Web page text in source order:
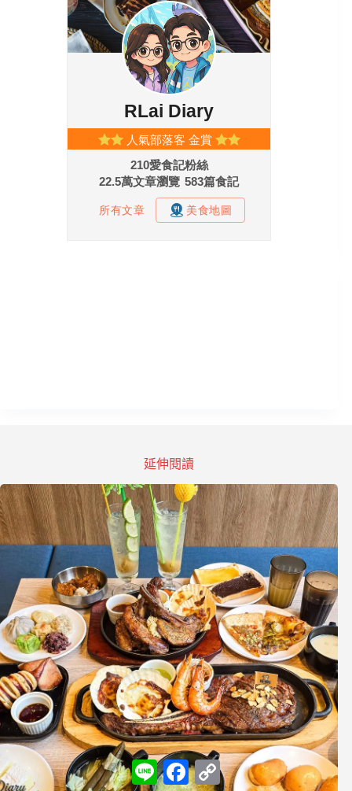
延伸閱讀
L
i
F
a
C
o